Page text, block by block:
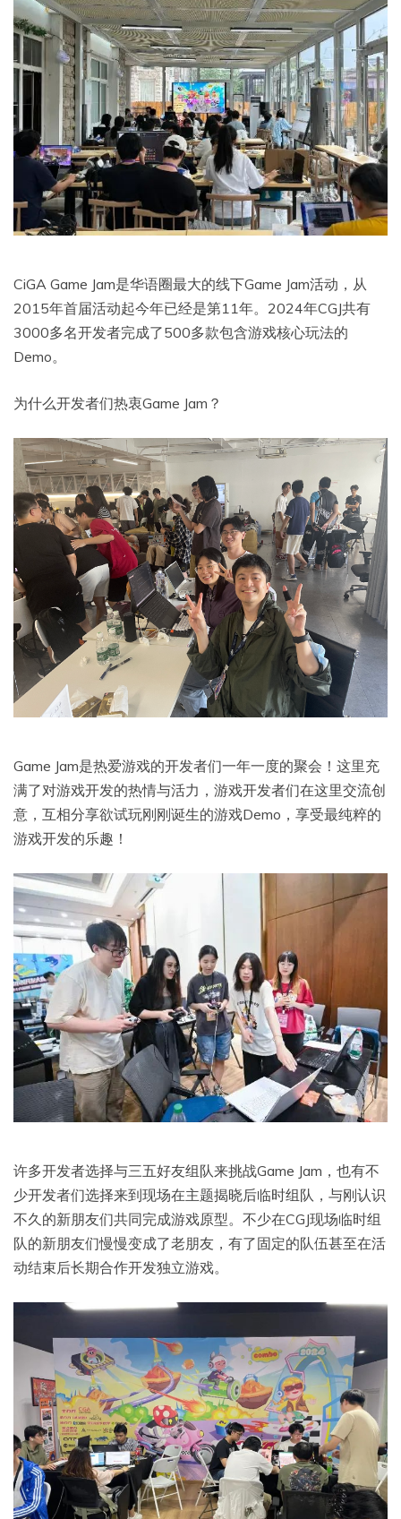
CiGA Game Jam是华语圈最大的线下Game Jam活动，从
2015年首届活动起今年已经是第11年。2024年CGJ共有
3000多名开发者完成了500多款包含游戏核心玩法的
Demo。
为什么开发者们热衷Game Jam？
Game Jam是热爱游戏的开发者们一年一度的聚会！这里充
满了对游戏开发的热情与活力，游戏开发者们在这里交流创
意，互相分享欲试玩刚刚诞生的游戏Demo，享受最纯粹的
游戏开发的乐趣！
许多开发者选择与三五好友组队来挑战Game Jam，也有不
少开发者们选择来到现场在主题揭晓后临时组队，与刚认识
不久的新朋友们共同完成游戏原型。不少在CGJ现场临时组
队的新朋友们慢慢变成了老朋友，有了固定的队伍甚至在活
动结束后长期合作开发独立游戏。